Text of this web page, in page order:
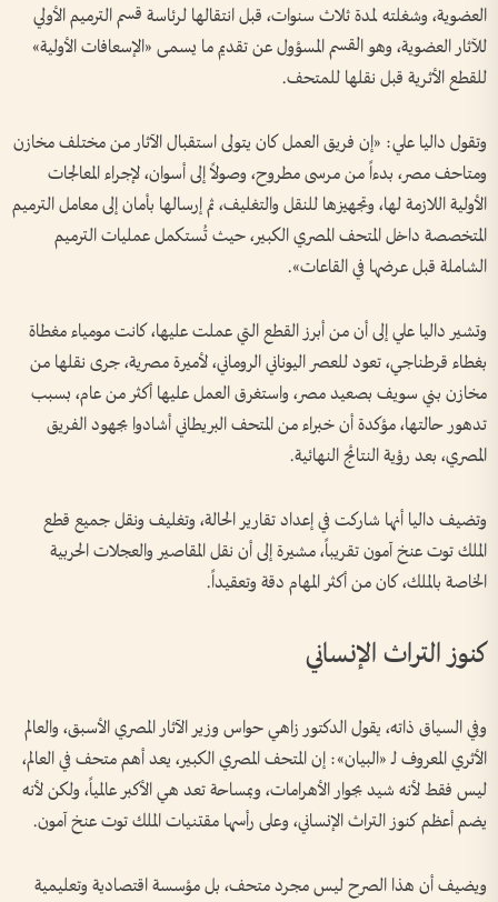
العضوية، وشغلته لمدة ثلاث سنوات، قبل انتقالها لرئاسة قسم الترميم الأولي
للآثار العضوية، وهو القسم المسؤول عن تقديم ما يسمى «الإسعافات الأولية»
للقطع الأثرية قبل نقلها للمتحف.
وتقول داليا علي: «إن فريق العمل كان يتولى استقبال الآثار من مختلف مخازن
ومتاحف مصر، بدءاً من مرسى مطروح، وصولاً إلى أسوان، لإجراء المعالجات
الأولية اللازمة لها، وتجهيزها للنقل والتغليف، ثم إرسالها بأمان إلى معامل الترميم
المتخصصة داخل المتحف المصري الكبير، حيث تُستكمل عمليات الترميم
الشاملة قبل عرضها في القاعات».
وتشير داليا علي إلى أن من أبرز القطع التي عملت عليها، كانت مومياء مغطاة
بغطاء قرطناجي، تعود للعصر اليوناني الروماني، لأميرة مصرية، جرى نقلها من
مخازن بني سويف بصعيد مصر، واستغرق العمل عليها أكثر من عام، بسبب
تدهور حالتها، مؤكدة أن خبراء من المتحف البريطاني أشادوا بجهود الفريق
المصري، بعد رؤية النتائج النهائية.
وتضيف داليا أنها شاركت في إعداد تقارير الحالة، وتغليف ونقل جميع قطع
الملك توت عنخ آمون تقريباً، مشيرة إلى أن نقل المقاصير والعجلات الحربية
الخاصة بالملك، كان من أكثر المهام دقة وتعقيداً.
كنوز التراث الإنساني
وفي السياق ذاته، يقول الدكتور زاهي حواس وزير الآثار المصري الأسبق، والعالم
الأثري المعروف لـ «البيان»: إن المتحف المصري الكبير، يعد أهم متحف في العالم،
ليس فقط لأنه شيد بجوار الأهرامات، وبمساحة تعد هي الأكبر عالمياً، ولكن لأنه
يضم أعظم كنوز التراث الإنساني، وعلى رأسها مقتنيات الملك توت عنخ آمون.
ويضيف أن هذا الصرح ليس مجرد متحف، بل مؤسسة اقتصادية وتعليمية